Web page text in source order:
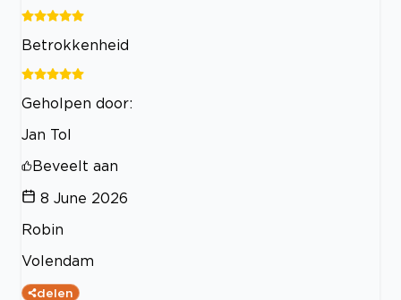
Betrokkenheid
Geholpen door:
Jan Tol
Beveelt aan
8 June 2026
Robin
Volendam
delen